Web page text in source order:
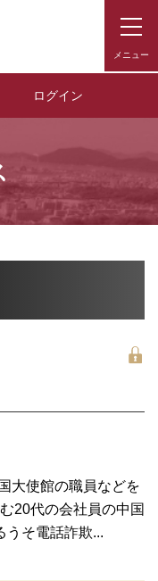
ログイン
大使館の職員などを
20代の会社員の中国
うそ電話詐欺...